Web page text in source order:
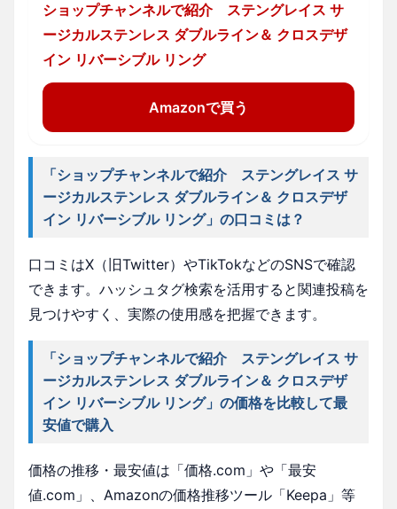
ショップチャンネルで紹介 ステングレイス サ
ージカルステンレス ダブルライン＆ クロスデザ
イン リバーシブル リング
Amazonで買う
「ショップチャンネルで紹介 ステングレイス サ
ージカルステンレス ダブルライン＆ クロスデザ
イン リバーシブル リング」の口コミは？
口コミはX（旧Twitter）やTikTokなどのSNSで確認
できます。ハッシュタグ検索を活用すると関連投稿を
見つけやすく、実際の使用感を把握できます。
「ショップチャンネルで紹介 ステングレイス サ
ージカルステンレス ダブルライン＆ クロスデザ
イン リバーシブル リング」の価格を比較して最
安値で購入
価格の推移・最安値は「価格.com」や「最安
値.com」、Amazonの価格推移ツール「Keepa」等